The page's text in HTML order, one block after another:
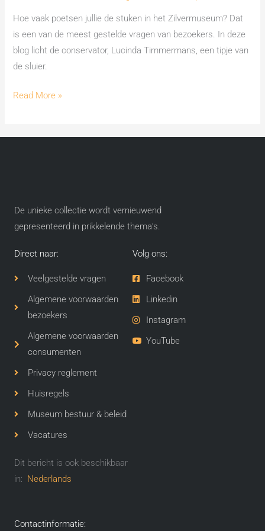
Hoe vaak poetsen jullie de stuken in het Zilvermuseum? Dat
is een van de meest gestelde vragen van bezoekers. In deze
blog licht de conservator, Lucinda Timmermans, een tipje van
de sluier.
Read More »
De unieke collectie wordt vernieuwend
gepresenteerd in prikkelende thema’s​.
Direct naar:
Veelgestelde vragen
Algemene voorwaarden
bezoekers
Algemene voorwaarden
consumenten
Privacy reglement
Huisregels
Museum bestuur & beleid
Vacatures
Dit bericht is ook beschikbaar
in: Nederlands
Volg ons:
Facebook
Linkedin
Instagram
YouTube
Contactinformatie: